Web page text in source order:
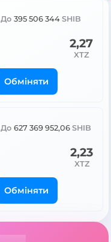
До 395 506 344 SHIB
2,27
XTZ
Обміняти
До 627 369 952,06 SHIB
2,23
XTZ
Обміняти